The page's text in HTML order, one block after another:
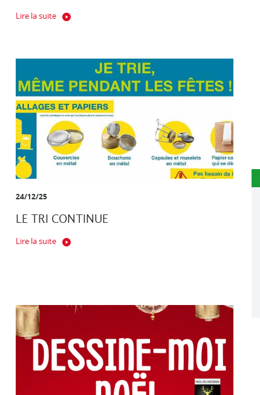
Lire la suite
24/12/25
LE TRI CONTINUE
Lire la suite